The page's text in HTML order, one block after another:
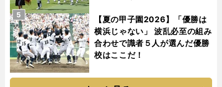
【夏の甲子園2026】「優勝は
横浜じゃない」 波乱必至の組み
合わせで識者５人が選んだ優勝
校はここだ！
5